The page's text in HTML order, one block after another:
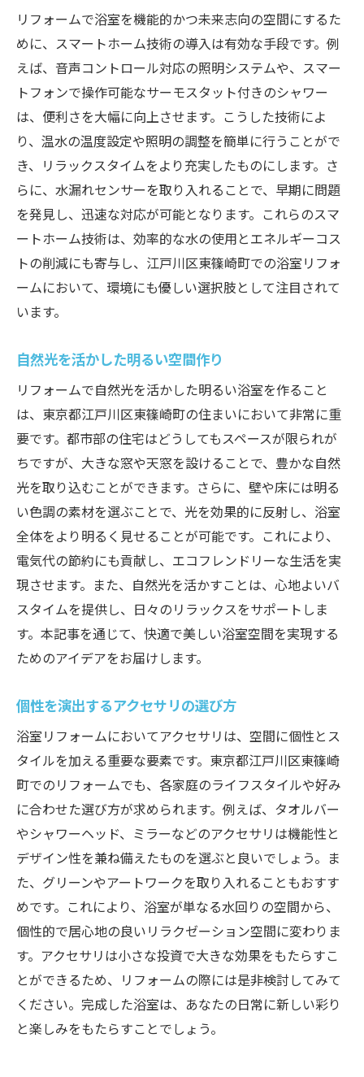
リフォームで浴室を機能的かつ未来志向の空間にするた
めに、スマートホーム技術の導入は有効な手段です。例
えば、音声コントロール対応の照明システムや、スマー
トフォンで操作可能なサーモスタット付きのシャワー
は、便利さを大幅に向上させます。こうした技術によ
り、温水の温度設定や照明の調整を簡単に行うことがで
き、リラックスタイムをより充実したものにします。さ
らに、水漏れセンサーを取り入れることで、早期に問題
を発見し、迅速な対応が可能となります。これらのスマ
ートホーム技術は、効率的な水の使用とエネルギーコス
トの削減にも寄与し、江戸川区東篠崎町での浴室リフォ
ームにおいて、環境にも優しい選択肢として注目されて
います。
自然光を活かした明るい空間作り
リフォームで自然光を活かした明るい浴室を作ること
は、東京都江戸川区東篠崎町の住まいにおいて非常に重
要です。都市部の住宅はどうしてもスペースが限られが
ちですが、大きな窓や天窓を設けることで、豊かな自然
光を取り込むことができます。さらに、壁や床には明る
い色調の素材を選ぶことで、光を効果的に反射し、浴室
全体をより明るく見せることが可能です。これにより、
電気代の節約にも貢献し、エコフレンドリーな生活を実
現させます。また、自然光を活かすことは、心地よいバ
スタイムを提供し、日々のリラックスをサポートしま
す。本記事を通じて、快適で美しい浴室空間を実現する
ためのアイデアをお届けします。
個性を演出するアクセサリの選び方
浴室リフォームにおいてアクセサリは、空間に個性とス
タイルを加える重要な要素です。東京都江戸川区東篠崎
町でのリフォームでも、各家庭のライフスタイルや好み
に合わせた選び方が求められます。例えば、タオルバー
やシャワーヘッド、ミラーなどのアクセサリは機能性と
デザイン性を兼ね備えたものを選ぶと良いでしょう。ま
た、グリーンやアートワークを取り入れることもおすす
めです。これにより、浴室が単なる水回りの空間から、
個性的で居心地の良いリラクゼーション空間に変わりま
す。アクセサリは小さな投資で大きな効果をもたらすこ
とができるため、リフォームの際には是非検討してみて
ください。完成した浴室は、あなたの日常に新しい彩り
と楽しみをもたらすことでしょう。